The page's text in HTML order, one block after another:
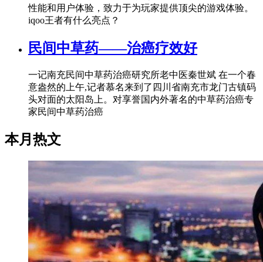
性能和用户体验，致力于为玩家提供顶尖的游戏体验。
iqoo王者有什么亮点？
民间中草药——治癌疗效好
一记南充民间中草药治癌研究所老中医秦世斌 在一个春
意盎然的上午,记者慕名来到了四川省南充市龙门古镇码
头对面的太阳岛上。对享誉国内外著名的中草药治癌专
家民间中草药治癌
本月热文